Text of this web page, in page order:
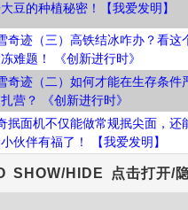
豆的种植秘密！【我爱发明】
奇迹（三）高铁结冰咋办？看这
难题！ 《创新进行时》
奇迹（二）如何才能在生存条件
营？ 《创新进行时》
抿面机不仅能做常规抿尖面，还
伙伴有福了！ 【我爱发明】
SHOW/HIDE 点击打开/